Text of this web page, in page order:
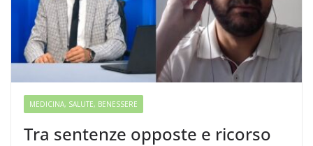
MEDICINA, SALUTE, BENESSERE
Tra sentenze opposte e ricorso